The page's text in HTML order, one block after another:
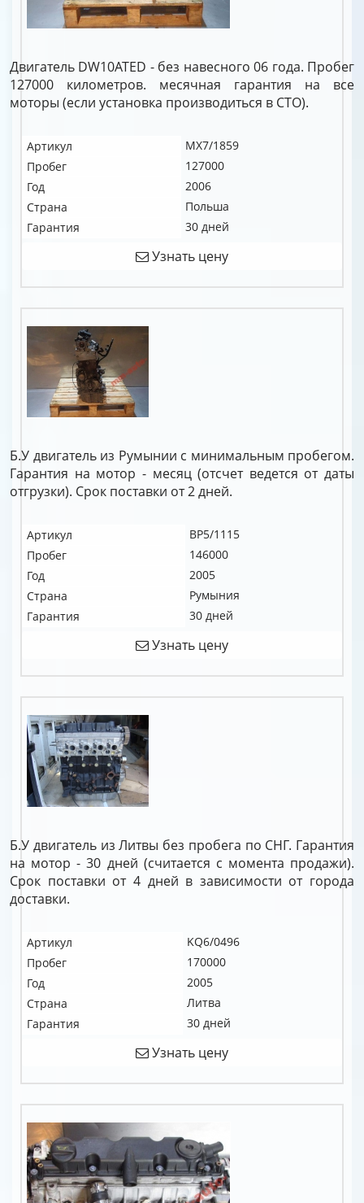
Двигатель DW10ATED - без навесного 06 года. Пробег
127000 километров. месячная гарантия на все
моторы (если установка производиться в СТО).
Артикул
MX7/1859
Пробег
127000
Год
2006
Страна
Польша
Гарантия
30 дней
Узнать цену
Б.У двигатель из Румынии с минимальным пробегом.
Гарантия на мотор - месяц (отсчет ведется от даты
отгрузки). Срок поставки от 2 дней.
Артикул
BP5/1115
Пробег
146000
Год
2005
Страна
Румыния
Гарантия
30 дней
Узнать цену
Б.У двигатель из Литвы без пробега по СНГ. Гарантия
на мотор - 30 дней (считается с момента продажи).
Срок поставки от 4 дней в зависимости от города
доставки.
Артикул
KQ6/0496
Пробег
170000
Год
2005
Страна
Литва
Гарантия
30 дней
Узнать цену